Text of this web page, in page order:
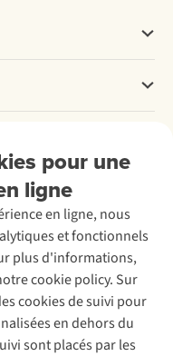
pour une
ligne
en ligne, nous
et fonctionnels
plus d'informations,
cookie policy. Sur
cookies de suivi pour
en dehors du
sont placés par les